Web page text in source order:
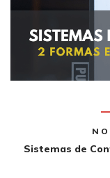
Sistemas de